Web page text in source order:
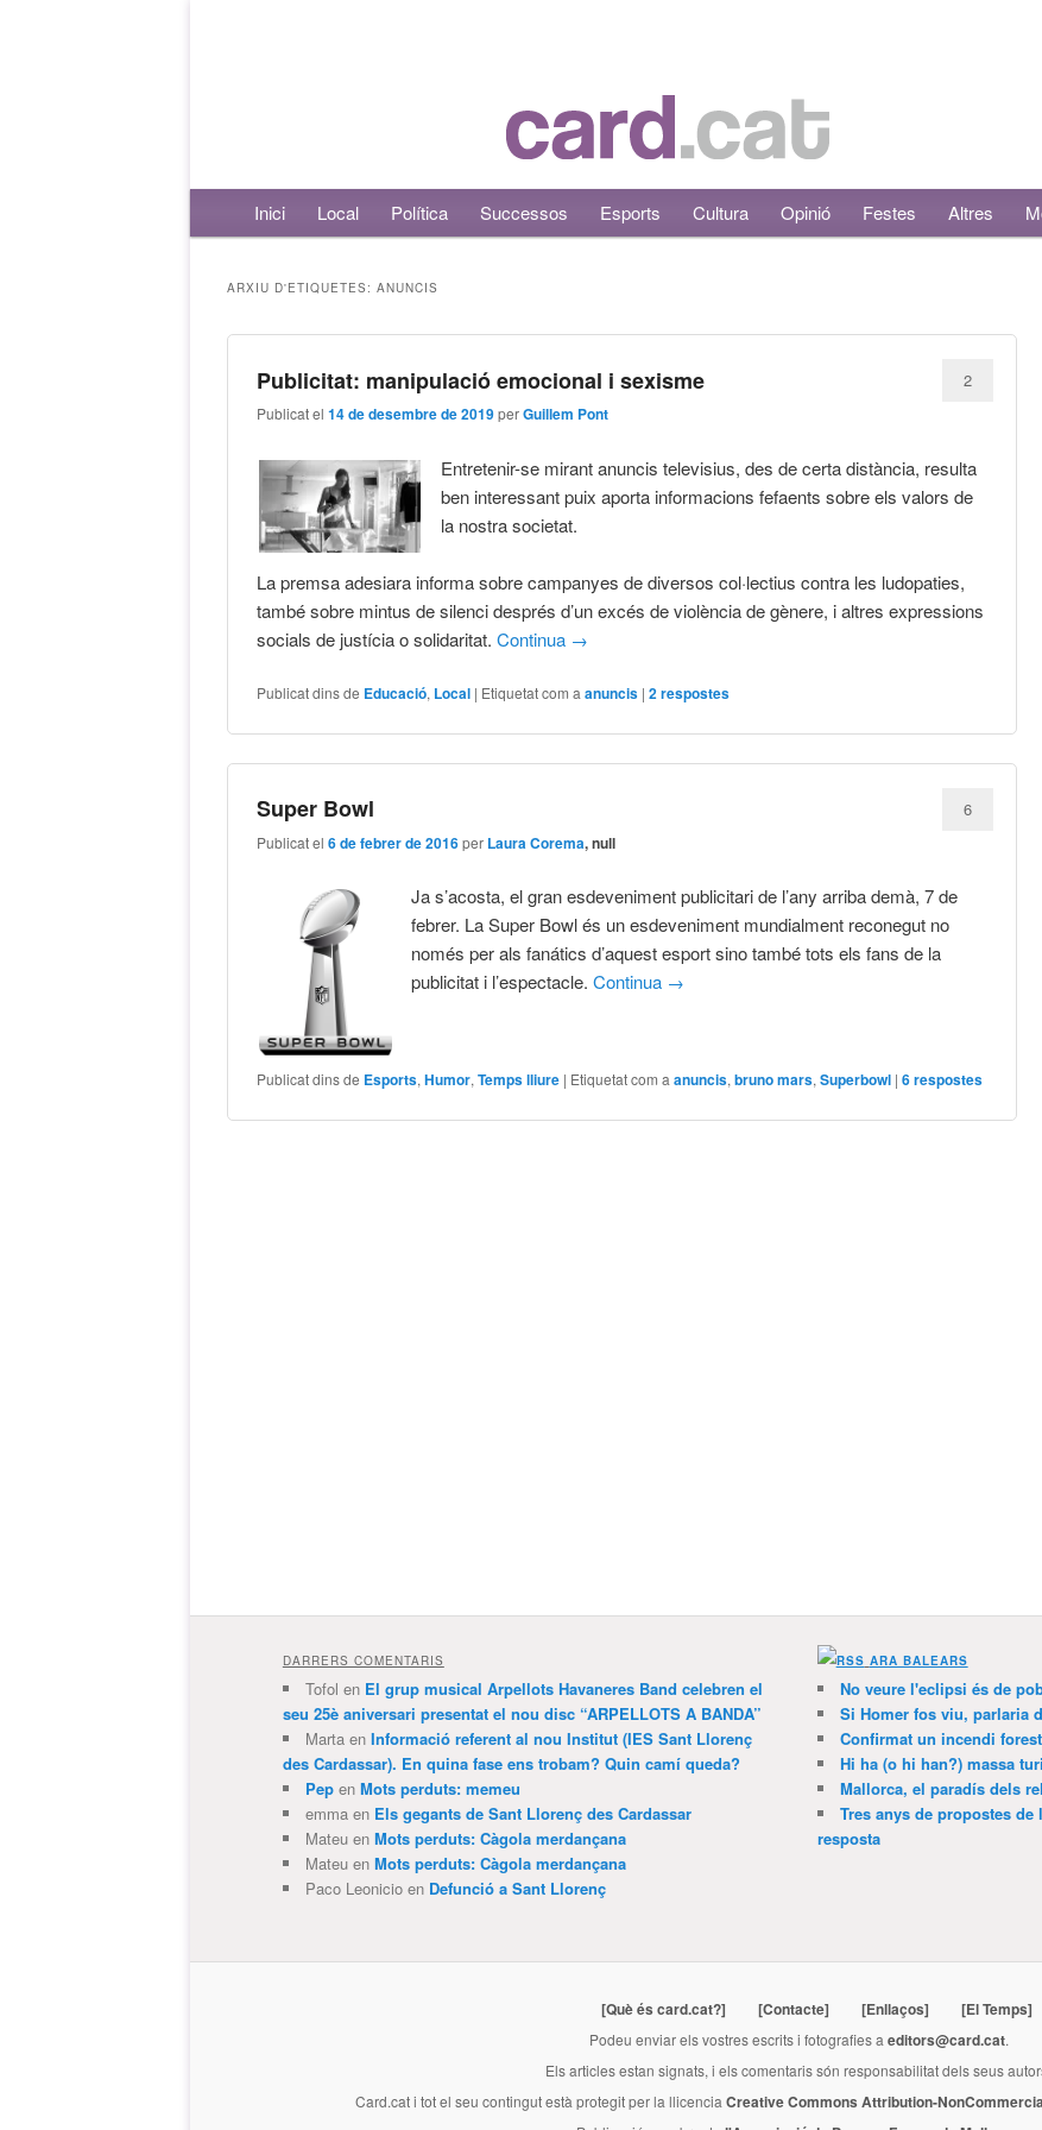
Menú principalAneu al contingut principal
Aneu al contingut secundari
Inici Local Política Successos Esports Cultura Opinió Festes Altres
ARXIU D'ETIQUETES: ANUNCIS
Publicitat: manipulació emocional i sexisme
Publicat el14 de desembre de 2019perGuillem Pont
2
Entretenir-se mirant anuncis televisius, des de certa distància, resulta
ben interessant puix aporta informacions fefaents sobre els valors de
la nostra societat.
La premsa adesiara informa sobre campanyes de diversos col·lectius contra les ludopaties,
també sobre mintus de silenci després d’un excés de violència de gènere, i altres expressions
socials de justícia o solidaritat.Continua →
Publicat dins de Educació, Local | Etiquetat com a anuncis |2respostes
Super Bowl
Publicat el6 de febrer de 2016per Laura Corema, null
6
Ja s’acosta, el gran esdeveniment publicitari de l’any arriba demà, 7 de
febrer. La Super Bowl és un esdeveniment mundialment reconegut no
només per als fanátics d’aquest esport sino també tots els fans de la
publicitat i l’espectacle.Continua →
Publicat dins de Esports,Humor,Temps lliure | Etiquetat com aanuncis,bruno mars,Superbowl |6respostes
DARRERS COMENTARIS
Tofol en El grup musical Arpellots Havaneres Band celebren el
seu 25è aniversari presentat el nou disc “ARPELLOTS A BANDA”
Martaen Informació referent al nou Institut (IES Sant Llorenç
des Cardassar). En quina fase ens trobam? Quin camí queda?
Pepen Mots perduts: memeu
emmaen Els gegants de Sant Llorenç des Cardassar
Mateuen Mots perduts: Càgola merdançana
Mateuen Mots perduts: Càgola merdançana
Paco Leonicioen Defunció a Sant Llorenç
ARA BALEARS
No veure l'eclipsi és de
Si Homer fos viu, parlaria
Confirmat un incendi
Hi ha (o hi han?) massa
Mallorca, el paradís dels
Tres anys de propostes
resposta
[Què és card.cat?] [Contacte] [Enllaços] [El Temps]
Podeu enviar els vostres escrits i fotografies a editors@card.cat.
Els articles estan signats, i els comentaris són responsabilitat dels seus
Card.cati tot el seu contingut està protegit per la llicencia Creative Commons Attribution-